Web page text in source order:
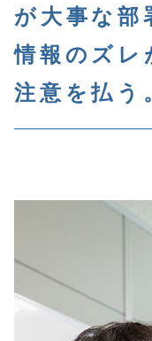
が大事な部
情報のズレ
注意を払う